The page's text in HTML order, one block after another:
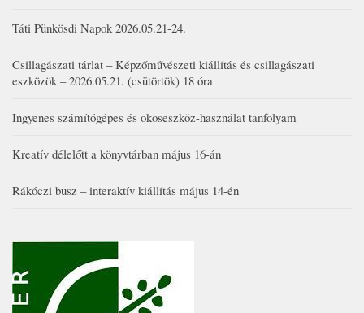
Táti Pünkösdi Napok 2026.05.21-24.
Csillagászati tárlat – Képzőművészeti kiállítás és csillagászati
eszközök – 2026.05.21. (csütörtök) 18 óra
Ingyenes számítógépes és okoseszköz-használat tanfolyam
Kreatív délelőtt a könyvtárban május 16-án
Rákóczi busz – interaktív kiállítás május 14-én